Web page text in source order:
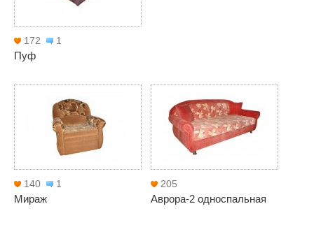
172 1
Пуф
140 1
Мираж
205
Аврора-2 односпальная